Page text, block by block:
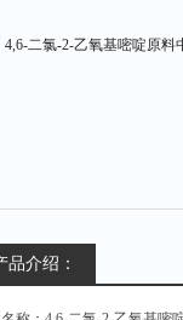
品介绍：